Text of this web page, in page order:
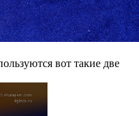
вот такие две